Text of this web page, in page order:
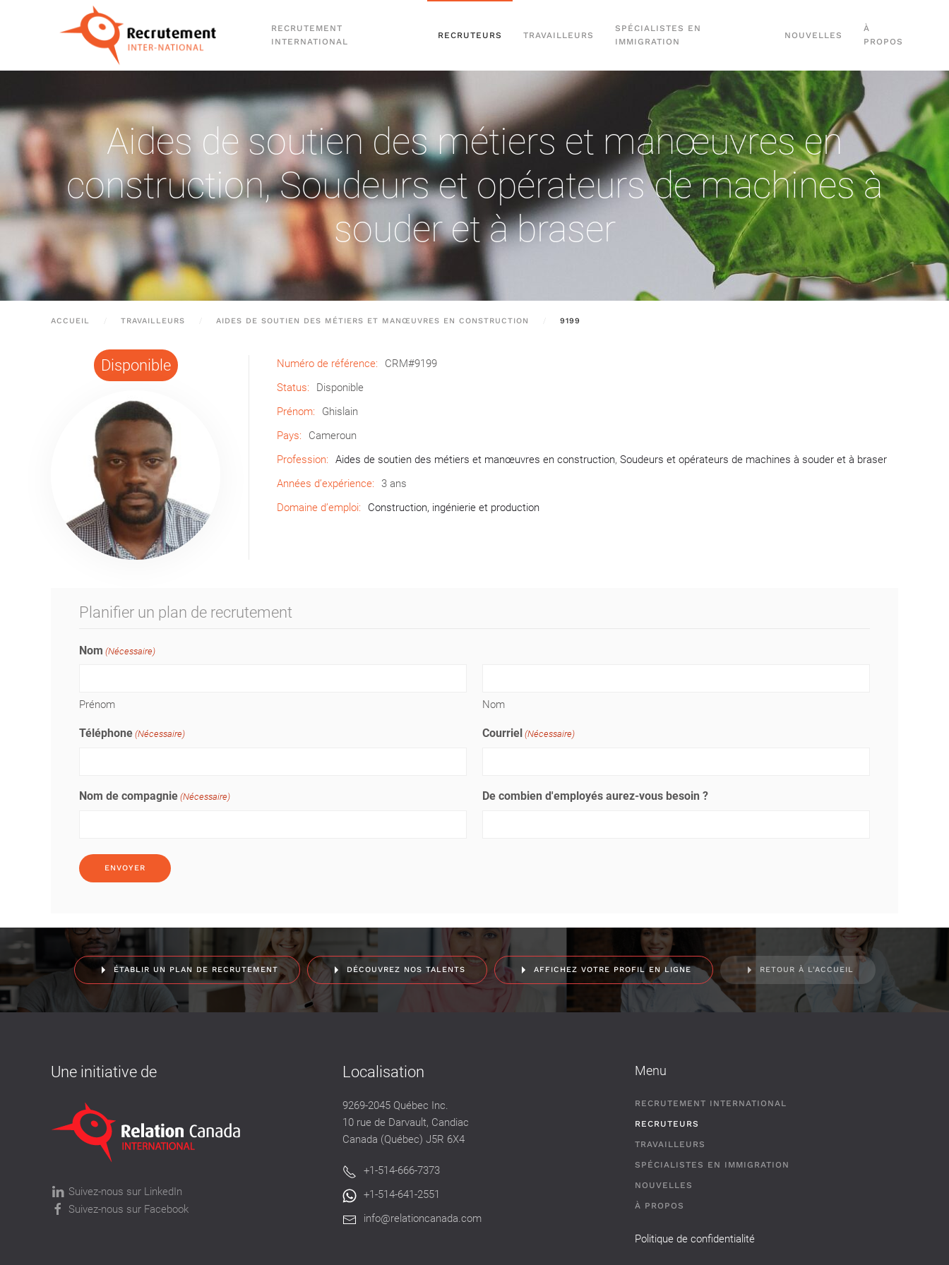
Passer au contenu principal
RECRUTEMENT
INTERNATIONAL
RECRUTEURS TRAVAILLEURS
SPÉCIALISTES EN
IMMIGRATION
NOUVELLES
À
PROPOS
Aides de soutien des métiers et manœuvres en
construction,Soudeurs et opérateurs de machines à
souder et à braser
ACCUEIL TRAVAILLEURS AIDES DE SOUTIEN DES MÉTIERS ET MANŒUVRES EN CONSTRUCTION 9199
Disponible Numéro de référence:
CRM#9199
Status:
Disponible
Prénom:
Ghislain
Pays:
Cameroun
Profession:
Aides de soutien des métiers et manœuvres en construction, Soudeurs et opérateurs de machines à souder et à braser
Années d’expérience:
3 ans
Domaine d’emploi:
Construction, ingénierie et production
Planifier un plan de recrutement
Nom (Nécessaire)
Prénom Nom
Téléphone (Nécessaire) Courriel (Nécessaire)
Nom de compagnie (Nécessaire) De combien d'employés aurez-vous besoin ?
ÉTABLIR UN PLAN DE RECRUTEMENT DÉCOUVREZ NOS TALENTS AFFICHEZ VOTRE PROFIL EN LIGNE RETOUR À L'ACCUEIL
Une initiative de
Suivez-nous sur LinkedIn
Suivez-nous sur Facebook
Localisation
9269-2045 Québec Inc.
10 rue de Darvault, Candiac
Canada (Québec) J5R 6X4
+1-514-666-7373
+1-514-641-2551
info@relationcanada.com
Menu
RECRUTEMENT INTERNATIONAL
RECRUTEURS
TRAVAILLEURS
SPÉCIALISTES EN IMMIGRATION
NOUVELLES
À PROPOS
Politique de confidentialité